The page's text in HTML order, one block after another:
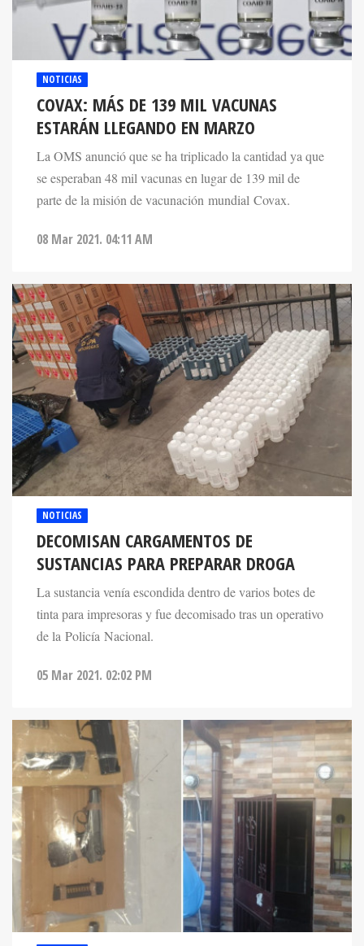
NOTICIAS
COVAX: MÁS DE 139 MIL VACUNAS
ESTARÁN LLEGANDO EN MARZO
La OMS anunció que se ha triplicado la cantidad ya que
se esperaban 48 mil vacunas en lugar de 139 mil de
parte de la misión de vacunación mundial Covax.
08 Mar 2021. 04:11 AM
NOTICIAS
DECOMISAN CARGAMENTOS DE
SUSTANCIAS PARA PREPARAR DROGA
La sustancia venía escondida dentro de varios botes de
tinta para impresoras y fue decomisado tras un operativo
de la Policía Nacional.
05 Mar 2021. 02:02 PM